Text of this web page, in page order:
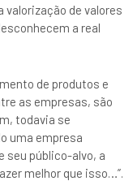
de valores
a real
de produtos e
as empresas, são
todavia se
uma empresa
seu público-alvo, a
melhor que isso…”.